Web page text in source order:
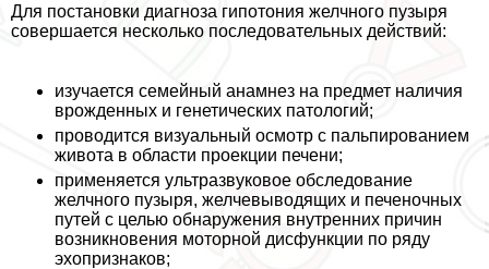
Для постановки диагноза гипотония желчного пузыря
совершается несколько последовательных действий:
изучается семейный анамнез на предмет наличия
врожденных и генетических патологий;
проводится визуальный осмотр с пальпированием
живота в области проекции печени;
применяется ультразвуковое обследование
желчного пузыря, желчевыводящих и печеночных
путей с целью обнаружения внутренних причин
возникновения моторной дисфункции по ряду
эхопризнаков;